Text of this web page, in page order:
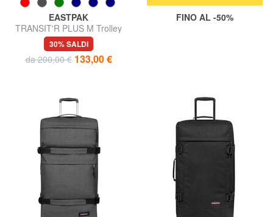
EASTPAK
TRANSIT'R PLUS M Trolley
medio
30% SALDI
da 200,00 € 133,00 €
FINO AL -50%